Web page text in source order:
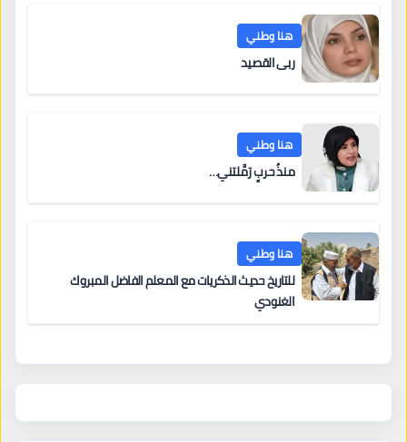
هنا وطني
ربى القصيد
هنا وطني
منذُ حربٍ رَمَّلتني…
هنا وطني
للتاريخ حديث الذكريات مع المعلم الفاضل المبروك
الغنودي